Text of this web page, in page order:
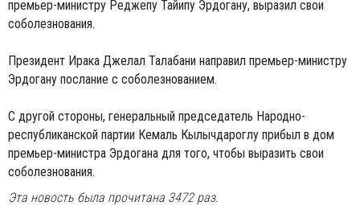
премьер-министру Реджепу Тайипу Эрдогану, выразил свои
соболезнования.
Президент Ирака Джелал Талабани направил премьер-министру
Эрдогану послание с соболезнованием.
С другой стороны, генеральный председатель Народно-
республиканской партии Кемаль Кылычдароглу прибыл в дом
премьер-министра Эрдогана для того, чтобы выразить свои
соболезнования.
Эта новость была прочитана 3472 раз.